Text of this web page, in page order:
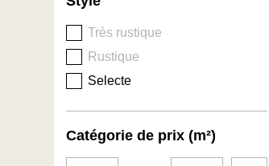
Très rustique
Rustique
Selecte
Catégorie de prix (m²)